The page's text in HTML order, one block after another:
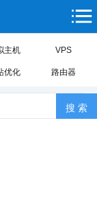
主机 VPS
优化 路由器